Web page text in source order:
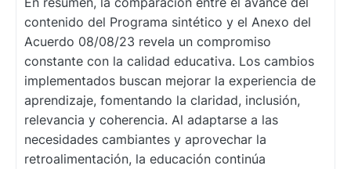
contenido del Programa sintético y el Anexo del
Acuerdo 08/08/23 revela un compromiso
constante con la calidad educativa. Los cambios
implementados buscan mejorar la experiencia de
aprendizaje, fomentando la claridad, inclusión,
relevancia y coherencia. Al adaptarse a las
necesidades cambiantes y aprovechar la
retroalimentación, la educación continúa